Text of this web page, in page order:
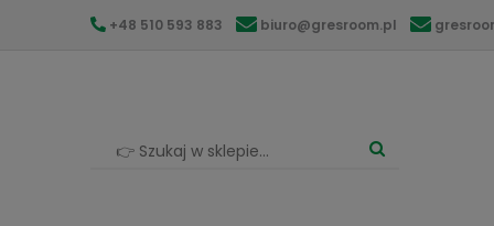
+48 510 593 883 biuro@gresroom.pl